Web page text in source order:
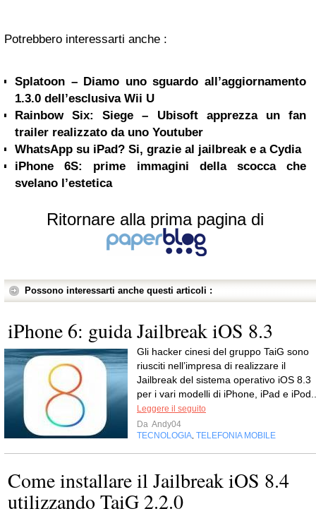
Potrebbero interessarti anche :
Splatoon – Diamo uno sguardo all’aggiornamento
1.3.0 dell’esclusiva Wii U
Rainbow Six: Siege – Ubisoft apprezza un fan
trailer realizzato da uno Youtuber
WhatsApp su iPad? Si, grazie al jailbreak e a Cydia
iPhone 6S: prime immagini della scocca che
svelano l’estetica
Ritornare alla prima pagina di
Possono interessarti anche questi articoli :
iPhone 6: guida Jailbreak iOS 8.3
Gli hacker cinesi del gruppo TaiG sono
riusciti nell’impresa di realizzare il
Jailbreak del sistema operativo iOS 8.3
per i vari modelli di iPhone, iPad e
Leggere il seguito
Da Andy04
TECNOLOGIA TELEFONIA MOBILE
Come installare il Jailbreak iOS 8.4
utilizzando TaiG 2.2.0